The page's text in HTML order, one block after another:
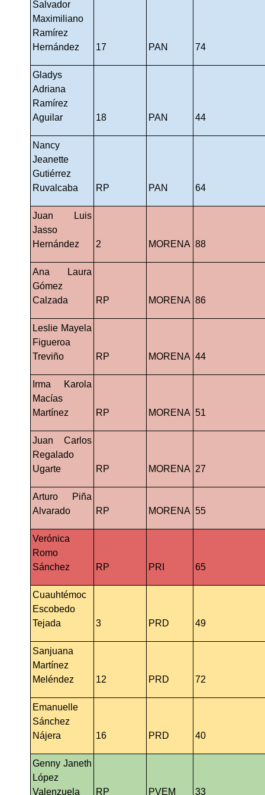
Salvador
Maximiliano
Ramírez
Hernández
17 PAN 74
Gladys
Adriana
Ramírez
Aguilar
18 PAN 44
Nancy
Jeanette
Gutiérrez
Ruvalcaba
RP PAN 64
Juan Luis
Jasso
Hernández
2 MORENA 88
Ana Laura
Gómez
Calzada
RP MORENA 86
Leslie Mayela
Figueroa
Treviño
RP MORENA 44
Irma Karola
Macías
Martínez
RP MORENA 51
Juan Carlos
Regalado
Ugarte
RP MORENA 27
Arturo Piña
Alvarado
RP MORENA 55
Verónica
Romo
Sánchez
RP PRI 65
Cuauhtémoc
Escobedo
Tejada
3 PRD 49
Sanjuana
Martínez
Meléndez
12 PRD 72
Emanuelle
Sánchez
Nájera
16 PRD 40
Genny Janeth
López
Valenzuela
RP PVEM 33